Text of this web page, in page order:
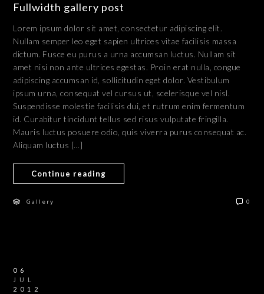
Fullwidth gallery post
Lorem ipsum dolor sit amet, consectetur adipiscing elit.
Nullam semper leo eget sapien ultrices vitae facilisis massa
dictum. Fusce eu purus a urna accumsan luctus. Nullam sit
amet nisi non ante ultrices egestas. Proin erat nulla, congue
adipiscing accumsan id, sollicitudin eget dolor. Vestibulum
ipsum urna, consequat vel cursus ut, scelerisque vel nisl.
Suspendisse molestie facilisis dui, et rutrum enim fermentum
id. Curabitur tincidunt tellus sed risus vulputate fringilla.
Mauris luctus posuere odio, quis viverra purus consequat ac.
Aliquam luctus […]
Continue reading
Gallery 0
06
JUL
2012